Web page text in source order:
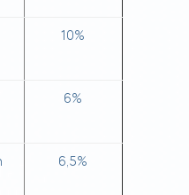
10%
6%
6,5%